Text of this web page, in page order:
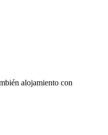
alojamiento con